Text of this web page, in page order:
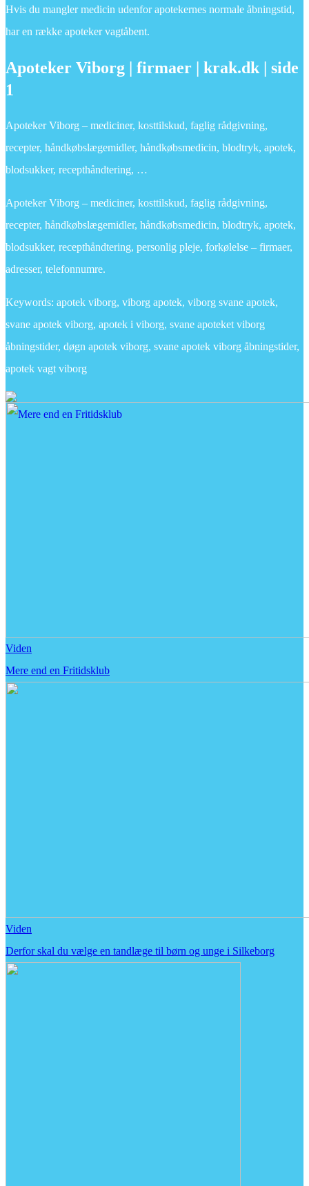
Hvis du mangler medicin udenfor apotekernes normale åbningstid,
har en række apoteker vagtåbent.
Apoteker Viborg | firmaer | krak.dk | side
1
Apoteker Viborg – mediciner, kosttilskud, faglig rådgivning,
recepter, håndkøbslægemidler, håndkøbsmedicin, blodtryk, apotek,
blodsukker, recepthåndtering, …
Apoteker Viborg – mediciner, kosttilskud, faglig rådgivning,
recepter, håndkøbslægemidler, håndkøbsmedicin, blodtryk, apotek,
blodsukker, recepthåndtering, personlig pleje, forkølelse – firmaer,
adresser, telefonnumre.
Keywords: apotek viborg, viborg apotek, viborg svane apotek,
svane apotek viborg, apotek i viborg, svane apoteket viborg
åbningstider, døgn apotek viborg, svane apotek viborg åbningstider,
apotek vagt viborg
Viden
Mere end en Fritidsklub
Viden
Derfor skal du vælge en tandlæge til børn og unge i Silkeborg